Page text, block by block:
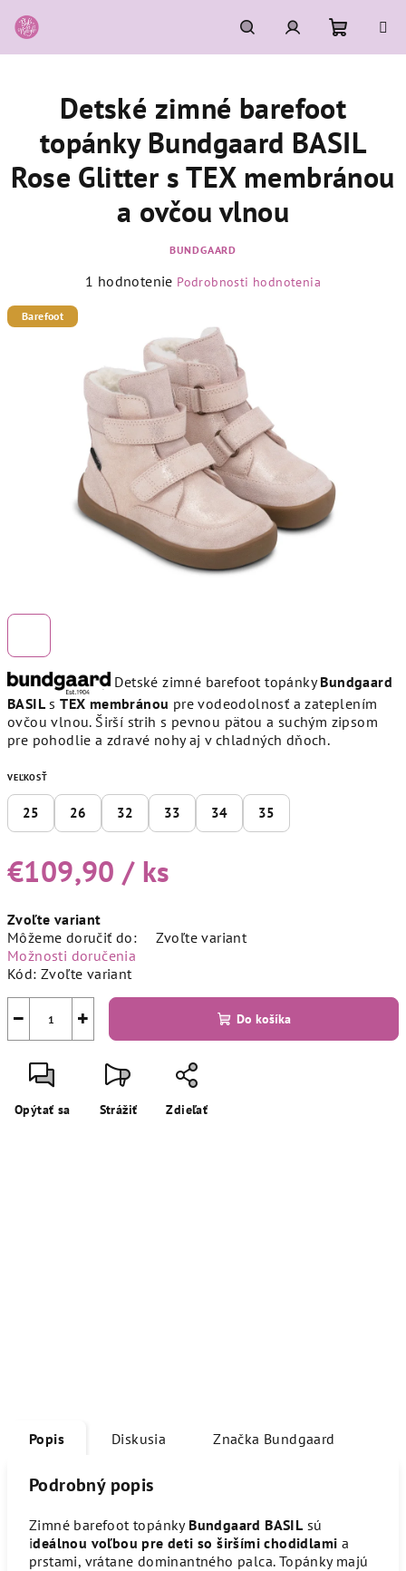
na
obsah
HľadaťPrihlásenie
košík
Detské zimné barefoot topánkyBundgaard
BASIL sTEX membránou pre vodeodolnosť a zateplením
ovčou vlnou. Širší strih s pevnou pätou a suchým zipsom
pre pohodlie a zdravé nohy aj v chladných dňoch.
VEĽKOSŤ
25 26 32 33 34 35
€109,90/ ks
cena:
Zvoľte variant
Môžeme doručiť do:
Zvoľte variant
Možnosti doručenia
Kód: Zvoľte variant
+
− Do košíka
Opýtať sa Strážiť Zdieľať
Detské zimné barefoot
topánky Bundgaard BASIL
Rose Glitter s TEX membránou
a ovčou vlnou
BUNDGAARD
Priemerné
z
hviezdičiek.
1 hodnotenie Podrobnosti hodnotenia
Barefoot
Popis Diskusia Značka Bundgaard
Podrobný popis
Zimné barefoot topánky Bundgaard BASIL sú
ideálnou voľbou pre deti so širšími chodidlami a
prstami, vrátane dominantného palca. Topánky majú